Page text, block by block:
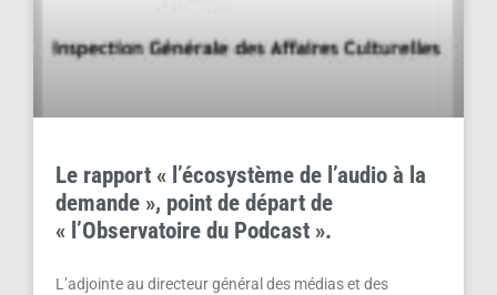
Le rapport « l’écosystème de l’audio à la
demande », point de départ de
« l’Observatoire du Podcast ».
L’adjointe au directeur général des médias et des